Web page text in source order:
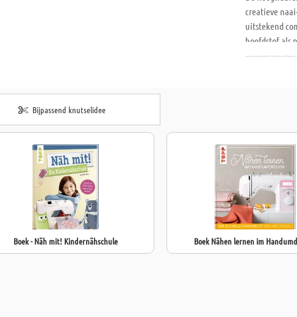
creatieve
uitstekend
hoofdstof als
decoraties
Dankzij de
geschikt voor
De stof is
stof wordt in
hoeveelheid
Opmerking:
weergegeven
Bijpassend knutselidee
Boek - Näh mit! Kindernähschule Boek Nähen lernen im